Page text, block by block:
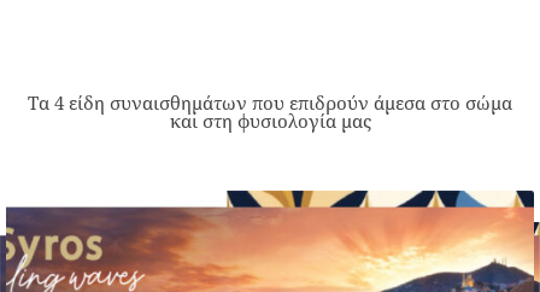
Τα 4 είδη συναισθημάτων που επιδρούν άμεσα στο σώμα
και στη φυσιολογία μας